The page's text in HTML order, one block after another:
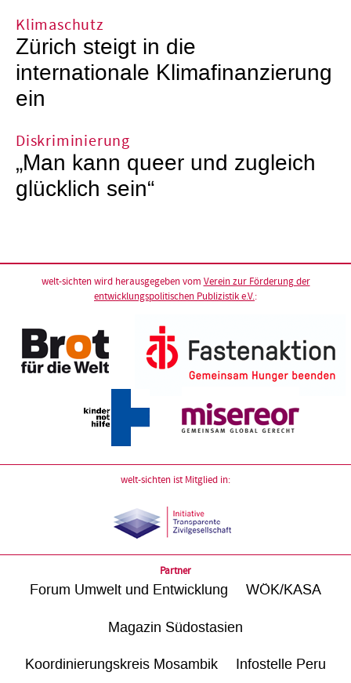
Klimaschutz
Zürich steigt in die
internationale Klimafinanzierung
ein
Diskriminierung
„Man kann queer und zugleich
glücklich sein“
welt-sichten wird herausgegeben vom Verein zur Förderung der
entwicklungspolitischen Publizistik e.V.:
welt-sichten ist Mitglied in:
Partner
Forum Umwelt und Entwicklung WÖK/KASA
Magazin Südostasien
Koordinierungskreis Mosambik Infostelle Peru